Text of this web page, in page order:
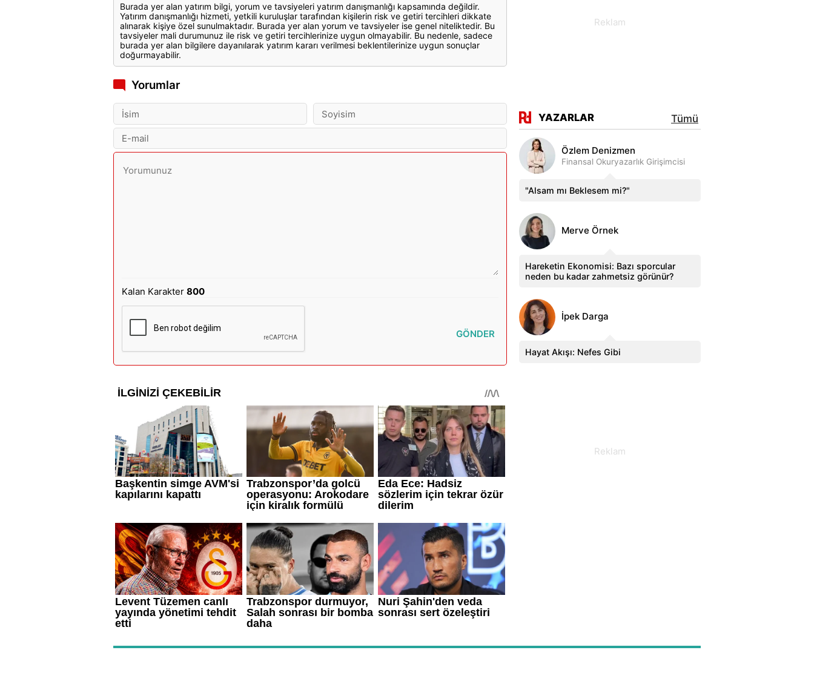
Burada yer alan yatırım bilgi, yorum ve tavsiyeleri yatırım danışmanlığı kapsamında değildir.
Yatırım danışmanlığı hizmeti, yetkili kuruluşlar tarafından kişilerin risk ve getiri tercihleri dikkate
alınarak kişiye özel sunulmaktadır. Burada yer alan yorum ve tavsiyeler ise genel niteliktedir. Bu
tavsiyeler mali durumunuz ile risk ve getiri tercihlerinize uygun olmayabilir. Bu nedenle, sadece
burada yer alan bilgilere dayanılarak yatırım kararı verilmesi beklentilerinize uygun sonuçlar
doğurmayabilir.
Yorumlar
Kalan Karakter800
GÖNDER
YAZARLAR Tümü
Özlem Denizmen
Finansal Okuryazarlık Girişimcisi
"Alsam mı Beklesem mi?"
Merve Örnek
Hareketin Ekonomisi: Bazı sporcular
neden bu kadar zahmetsiz görünür?
İpek Darga
Hayat Akışı: Nefes Gibi